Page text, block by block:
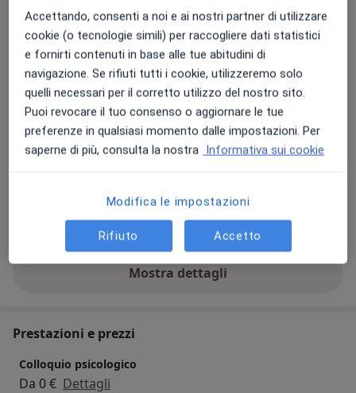
Benessere psicofisico, Controllo del peso, Controllo
dell'abitudine al fumo, Cambiamento delle abitudini in
genere, Gestione dello stress, Controllo e gestione
delle emozioni.
Ambiti
Clinico: Interventi sul singolo e sulla famiglia,
Sociale: Comunità, Scuole, Istituzioni accademiche,
Società di ricerca dove studio gli atteggiamenti, i
comportamenti e le preferenze dei consumatori,
aziende o enti pubblici, aiuto a gestire il conflitto o
Aziendale: Selezione del personale, Gestione delle
Risorse Umane, Formazione, Benessere organizzativo,
Coaching aziendale, Valutazione dell’apprendimento,
Psiconcologia
Psicologia sportiva
Psicologia giuridica
Mostra dettagli
Principali patologie trattate
Bulimia Fobia Attacco di panico
Obesità
Autostima
+21a11y_sr_more_diseases
Bambini
Mostra dettagli
sull'esperienza
Prestazioni e prezzi
Colloquio psicologico
Da 0 € Dettagli
Accettando, consenti a noi e ai nostri partner di utilizzare
cookie (o tecnologie simili) per raccogliere dati statistici
e fornirti contenuti in base alle tue abitudini di
navigazione. Se rifiuti tutti i cookie, utilizzeremo solo
quelli necessari per il corretto utilizzo del nostro sito.
Puoi revocare il tuo consenso o aggiornare le tue
preferenze in qualsiasi momento dalle impostazioni. Per
saperne di più, consulta la nostra Informativa sui cookie
Modifica le impostazioni
Rifiuto Accetto